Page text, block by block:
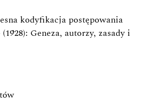
kodyfikacja postępowania
Geneza, autorzy, zasady i